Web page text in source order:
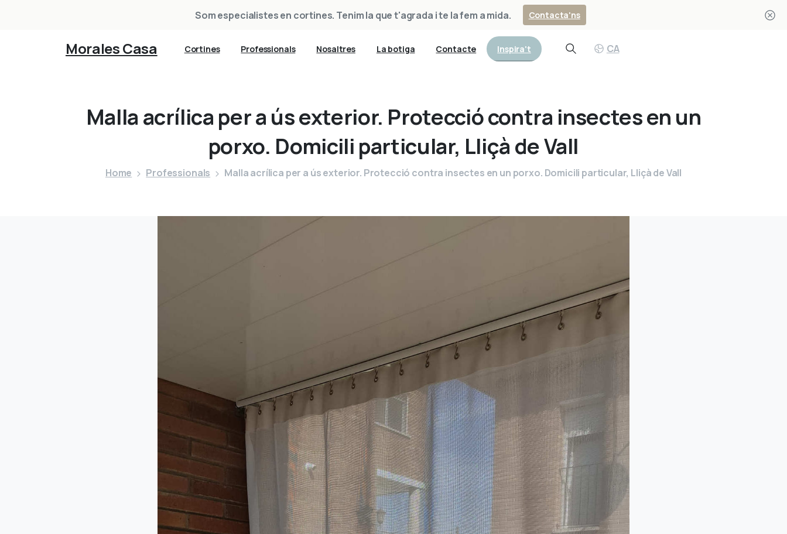
Som especialistes en cortines. Tenim la que t'agrada i te la fem a mida. Contacta'ns
Morales Casa Cortines Professionals Nosaltres La botiga Contacte Inspira't
Search CA
Malla acrílica pera úsexterior. Protecciócontra insectesen un
porxo. Domicili particular, Lliçà deVall
Home Professionals Malla acrílica per a ús exterior. Protecció contra insectes en un porxo. Domicili particular, Lliçà de Vall